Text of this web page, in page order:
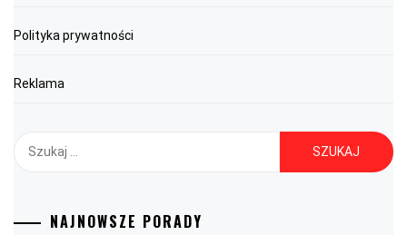
Polityka prywatności
Reklama
NAJNOWSZE PORADY